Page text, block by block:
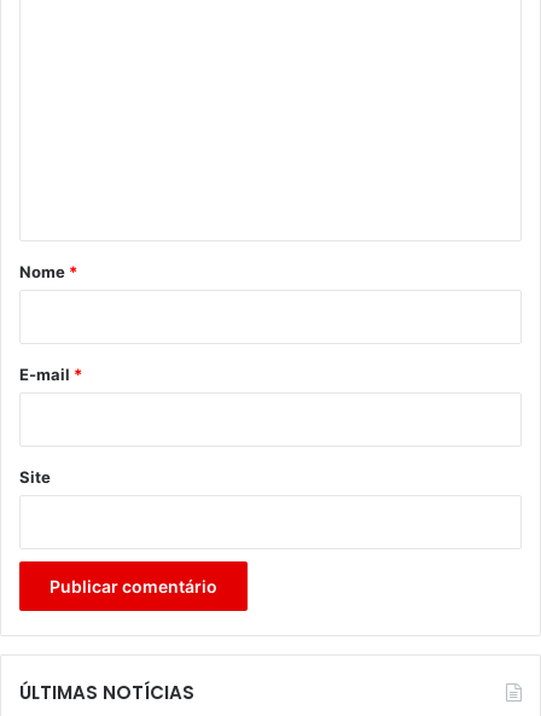
r
*
Nome *
E-mail *
Site
ÚLTIMAS NOTÍCIAS